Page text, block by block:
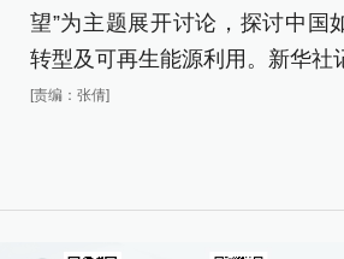
望”为主题展开讨论，探讨中国
转型及可再生能源利用。新华社
[责编：张倩]